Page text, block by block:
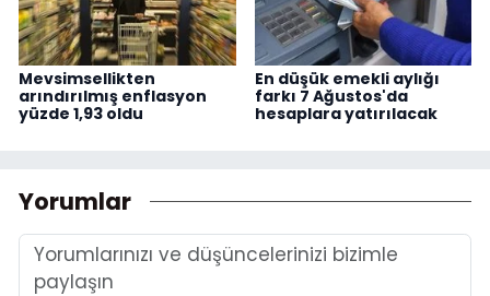
Mevsimsellikten
arındırılmış enflasyon
yüzde 1,93 oldu
En düşük emekli aylığı
farkı 7 Ağustos'da
hesaplara yatırılacak
Yorumlar